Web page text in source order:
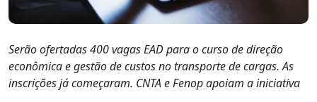
Serão ofertadas 400 vagas EAD para o curso de direção
econômica e gestão de custos no transporte de cargas. As
inscrições já começaram. CNTA e Fenop apoiam a iniciativa